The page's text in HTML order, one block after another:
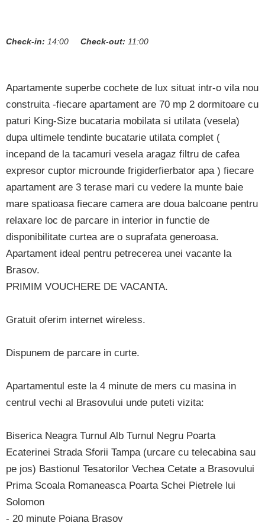
Check-in: 14:00 Check-out: 11:00
Apartamente superbe cochete de lux situat intr-o vila nou
construita -fiecare apartament are 70 mp 2 dormitoare cu
paturi King-Size bucataria mobilata si utilata (vesela)
dupa ultimele tendinte bucatarie utilata complet (
incepand de la tacamuri vesela aragaz filtru de cafea
expresor cuptor microunde frigiderfierbator apa ) fiecare
apartament are 3 terase mari cu vedere la munte baie
mare spatioasa fiecare camera are doua balcoane pentru
relaxare loc de parcare in interior in functie de
disponibilitate curtea are o suprafata generoasa.
Apartament ideal pentru petrecerea unei vacante la
Brasov.
PRIMIM VOUCHERE DE VACANTA.
Gratuit oferim internet wireless.
Dispunem de parcare in curte.
Apartamentul este la 4 minute de mers cu masina in
centrul vechi al Brasovului unde puteti vizita:
Biserica Neagra Turnul Alb Turnul Negru Poarta
Ecaterinei Strada Sforii Tampa (urcare cu telecabina sau
pe jos) Bastionul Tesatorilor Vechea Cetate a Brasovului
Prima Scoala Romaneasca Poarta Schei Pietrele lui
Solomon
- 20 minute Poiana Brasov